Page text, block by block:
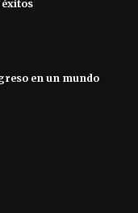
éxitos
en un mundo